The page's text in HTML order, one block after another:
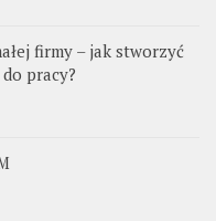
firmy – jak stworzyć
pracy?